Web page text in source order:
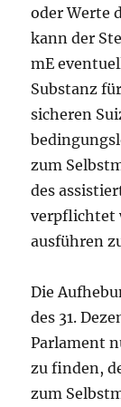
oder Werte
kann der
mE
Substanz
sicheren
zum
des
verpflichtet
ausführen
Die
des 31.
Parlament
zu finden,
zum